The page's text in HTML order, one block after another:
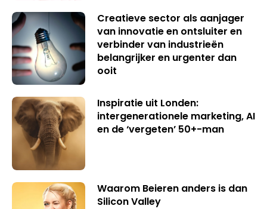
Creatieve sector als aanjager
van innovatie en ontsluiter en
verbinder van industrieën
belangrijker en urgenter dan
ooit
Inspiratie uit Londen:
intergenerationele marketing, AI
en de ‘vergeten’ 50+-man
Waarom Beieren anders is dan
Silicon Valley